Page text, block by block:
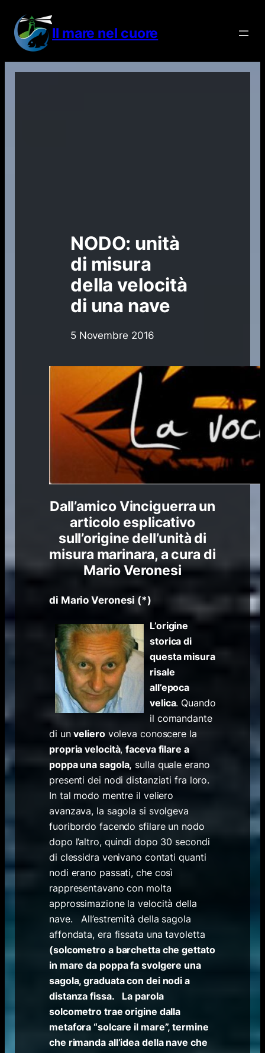
contenuto
Il mare nel cuore
NODO: unità
di misura
della velocità
di una nave
5 Novembre 2016
Dall’amico Vinciguerra un
articolo esplicativo
sull’origine dell’unità di
misura marinara, a cura di
Mario Veronesi
di Mario Veronesi (*)
L’origine
storica di
questa misura
risale
all’epoca
velica. Quando
il comandante
di unvelierovoleva conoscere la
propria velocità,faceva filare a
poppa una sagola, sulla quale erano
presenti dei nodi distanziati fra loro.
In tal modo mentre il veliero
avanzava, la sagola si svolgeva
fuoribordo facendo sfilare un nodo
dopo l’altro, quindi dopo 30 secondi
di clessidra venivano contati quanti
nodi erano passati, che così
rappresentavano con molta
approssimazione la velocità della
nave. All’estremità della sagola
affondata, era fissata una tavoletta
(solcometro a barchetta che gettato
in mare da poppa fa svolgere una
sagola, graduata con dei nodi a
distanza fissa. La parola
solcometro trae origine dalla
metafora “solcare il mare”, termine
che rimanda all’idea della nave che